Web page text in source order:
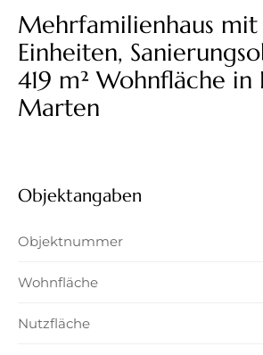
Mehrfamilienhaus mit
Einheiten,
419 m² Wohnfläche
Marten
Objektangaben
Objektnummer
Wohnfläche
Nutzfläche